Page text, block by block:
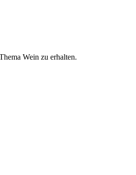
Wein zu erhalten.